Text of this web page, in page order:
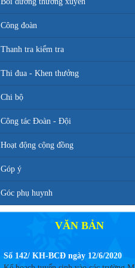
Công đoàn
Thanh tra kiểm tra
Thi đua - Khen thưởng
Chi bộ
Công tác Đoàn - Đội
Hoạt động cộng đồng
Góp ý
Góc phụ huynh
VĂN BẢN
Kế hoạch tuyển sinh vào các trường
TH, THCS năm học 2020 - 2021.